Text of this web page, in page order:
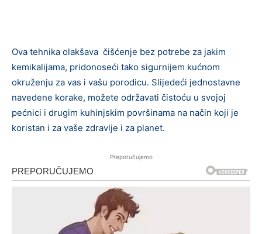
Ova tehnika olakšava čišćenje bez potrebe za jakim
kemikalijama, pridonoseći tako sigurnijem kućnom
okruženju za vas i vašu porodicu. Slijedeći jednostavne
navedene korake, možete održavati čistoću u svojoj
pećnici i drugim kuhinjskim površinama na način koji je
koristan i za vaše zdravlje i za planet.
Preporučujemo